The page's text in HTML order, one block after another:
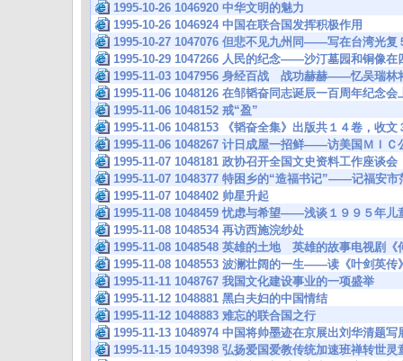
1995-10-26 1046920 中华文明的魅力
1995-10-26 1046924 中国在联合国发挥积极作用
1995-10-27 1047076 但悲不见九州同——写在台湾光复
1995-10-29 1047266 人民的纪念——沙汀墓园和铜像在
1995-11-03 1047956 身经百战 战功赫赫——忆吴瑞林
1995-11-06 1048126 在邹韬奋同志诞辰一百周年纪念会
1995-11-06 1048152 戒“盈”
1995-11-06 1048153 《韬奋全集》出版共１４卷，收
1995-11-06 1048267 计日成屋一招鲜——访美国ＭＩＣ
1995-11-07 1048181 政协召开全国文史资料工作座谈会
1995-11-07 1048377 特困乡的“造福书记”——记福安市
1995-11-07 1048402 帅星升起
1995-11-08 1048459 忧虑与希望——浅谈１９９５年儿
1995-11-08 1048534 再访西施浣纱处
1995-11-08 1048548 英雄的土地 英雄的故事电视剧《
1995-11-08 1048553 波澜壮阔的一生——读《叶剑英传
1995-11-11 1048767 我国文化建设事业的一项盛举
1995-11-12 1048881 黑白夫妇的中国情结
1995-11-12 1048883 难忘的联合国之行
1995-11-13 1048974 中国将帅墨迹在京展出刘华清题写
1995-11-15 1049398 弘扬爱国爱教传统加速班禅转世